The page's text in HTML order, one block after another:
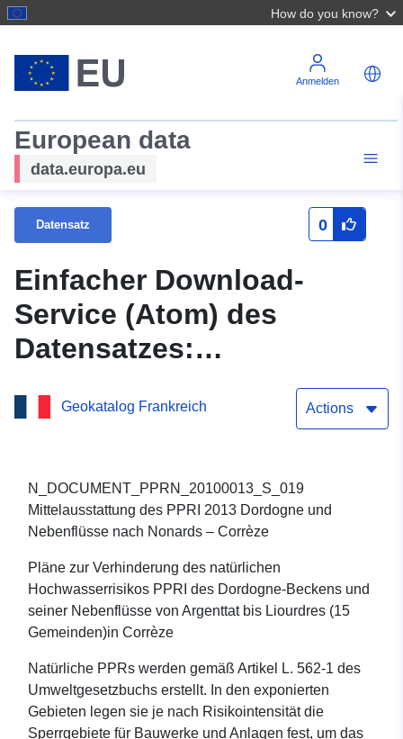
How do you know?
Anmelden
European data
data.europa.eu
Datensatz 0
Einfacher Download-
Service (Atom) des
Datensatzes:
Mittelausstattung des
PPRI 2013 Dordogne und
Nonards – Corrèze
Geokatalog Frankreich Actions
N_DOCUMENT_PPRN_20100013_S_019
Mittelausstattung des PPRI 2013 Dordogne und
Nebenflüsse nach Nonards – Corrèze
Pläne zur Verhinderung des natürlichen
Hochwasserrisikos PPRI des Dordogne-Beckens und
seiner Nebenflüsse von Argenttat bis Liourdres (15
Gemeinden)in Corrèze
Natürliche PPRs werden gemäß Artikel L. 562-1 des
Umweltgesetzbuchs erstellt. In den exponierten
Gebieten legen sie je nach Risikointensität die
Sperrgebiete für Bauwerke und Anlagen fest, um das